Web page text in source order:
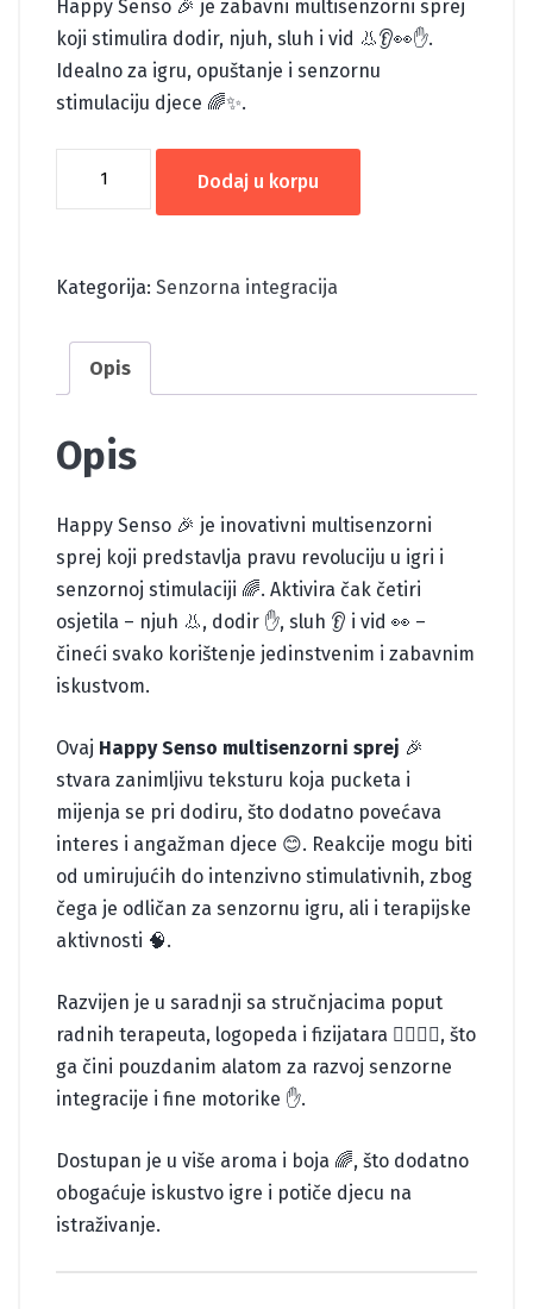
Happy Senso 🎉 je zabavni multisenzorni sprej
koji stimulira dodir, njuh, sluh i vid 👃👂👀✋.
Idealno za igru, opuštanje i senzornu
stimulaciju djece 🌈✨.
BOJI-
količina
Dodaj u korpu
Kategorija: Senzorna integracija
Opis
Opis
Happy Senso 🎉 je inovativni multisenzorni
sprej koji predstavlja pravu revoluciju u igri i
senzornoj stimulaciji 🌈. Aktivira čak četiri
osjetila – njuh 👃, dodir ✋, sluh 👂 i vid 👀 –
čineći svako korištenje jedinstvenim i zabavnim
iskustvom.
Ovaj Happy Senso multisenzorni sprej 🎉
stvara zanimljivu teksturu koja pucketa i
mijenja se pri dodiru, što dodatno povećava
interes i angažman djece 😊. Reakcije mogu biti
od umirujućih do intenzivno stimulativnih, zbog
čega je odličan za senzornu igru, ali i terapijske
aktivnosti 🧠.
Razvijen je u saradnji sa stručnjacima poput
radnih terapeuta, logopeda i fizijatara 👩‍⚕️👨‍⚕️, što
ga čini pouzdanim alatom za razvoj senzorne
integracije i fine motorike ✋.
Dostupan je u više aroma i boja 🌈, što dodatno
obogaćuje iskustvo igre i potiče djecu na
istraživanje.